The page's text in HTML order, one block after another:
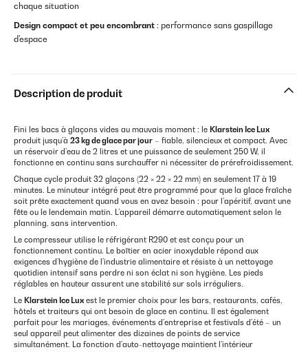
chaque situation
Design compact et peu encombrant : performance sans gaspillage
d'espace
Description de produit
Fini les bacs à glaçons vides au mauvais moment : le Klarstein Ice Lux
produit jusqu’à 23 kg de glace par jour – fiable, silencieux et compact. Avec
un réservoir d’eau de 2 litres et une puissance de seulement 250 W, il
fonctionne en continu sans surchauffer ni nécessiter de prérefroidissement.
Chaque cycle produit 32 glaçons (22 × 22 × 22 mm) en seulement 17 à 19
minutes. Le minuteur intégré peut être programmé pour que la glace fraîche
soit prête exactement quand vous en avez besoin : pour l’apéritif, avant une
fête ou le lendemain matin. L’appareil démarre automatiquement selon le
planning, sans intervention.
Le compresseur utilise le réfrigérant R290 et est conçu pour un
fonctionnement continu. Le boîtier en acier inoxydable répond aux
exigences d’hygiène de l’industrie alimentaire et résiste à un nettoyage
quotidien intensif sans perdre ni son éclat ni son hygiène. Les pieds
réglables en hauteur assurent une stabilité sur sols irréguliers.
Le Klarstein Ice Lux est le premier choix pour les bars, restaurants, cafés,
hôtels et traiteurs qui ont besoin de glace en continu. Il est également
parfait pour les mariages, événements d’entreprise et festivals d’été – un
seul appareil peut alimenter des dizaines de points de service
simultanément. La fonction d’auto-nettoyage maintient l’intérieur